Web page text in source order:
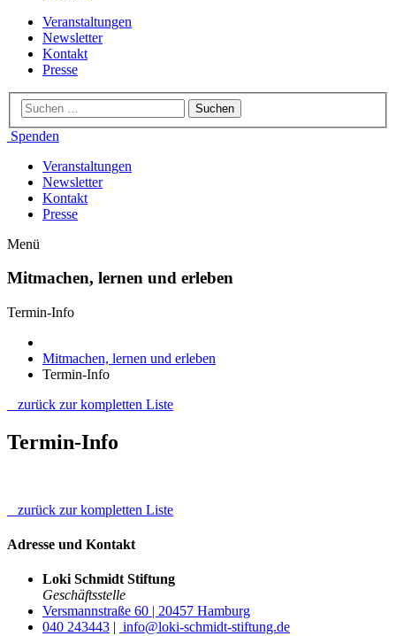
Veranstaltungen
Newsletter
Kontakt
Presse
Spenden
Veranstaltungen
Newsletter
Kontakt
Presse
Menü
Mitmachen, lernen und erleben
Termin-Info
Mitmachen, lernen und erleben
Termin-Info
zurück zur kompletten Liste
Termin-Info
zurück zur kompletten Liste
Adresse und Kontakt
Loki Schmidt Stiftung
Geschäftsstelle
Versmannstraße 60 | 20457 Hamburg
040 243443 | info@loki-schmidt-stiftung.de